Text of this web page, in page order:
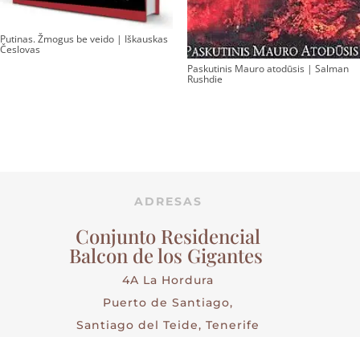
Putinas. Žmogus be veido | Iškauskas
Česlovas
Paskutinis Mauro atodūsis | Salman
Rushdie
ADRESAS
Conjunto Residencial
Balcon de los Gigantes
4A La Hordura
Puerto de Santiago,
Santiago del Teide, Tenerife